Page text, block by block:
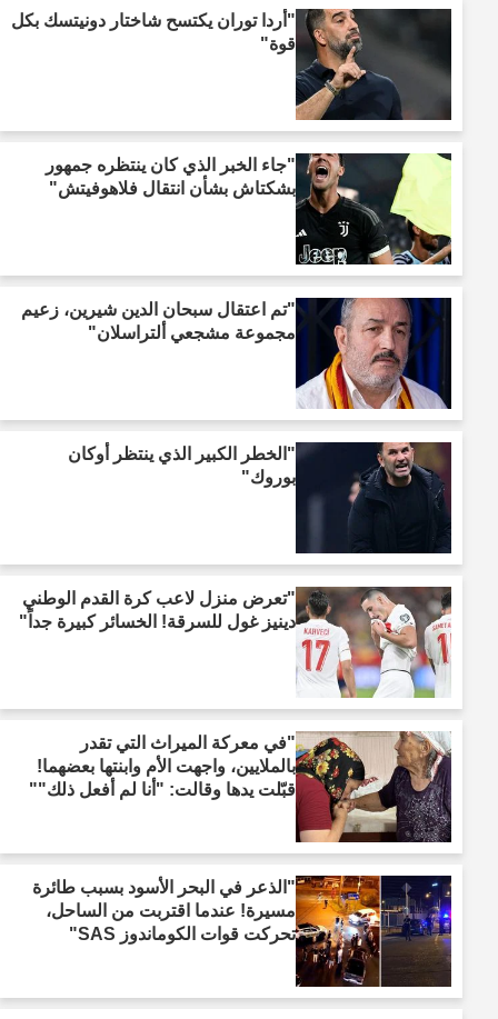
"أردا توران يكتسح شاختار دونيتسك بكل
قوة"
"جاء الخبر الذي كان ينتظره جمهور
بشكتاش بشأن انتقال فلاهوفيتش"
"تم اعتقال سبحان الدين شيرين، زعيم
مجموعة مشجعي ألتراسلان"
"الخطر الكبير الذي ينتظر أوكان
بوروك"
"تعرض منزل لاعب كرة القدم الوطني
دينيز غول للسرقة! الخسائر كبيرة جداً"
"في معركة الميراث التي تقدر
بالملايين، واجهت الأم وابنتها بعضهما!
قبّلت يدها وقالت: "أنا لم أفعل ذلك""
"الذعر في البحر الأسود بسبب طائرة
مسيرة! عندما اقتربت من الساحل،
تحركت قوات الكوماندوز SAS"